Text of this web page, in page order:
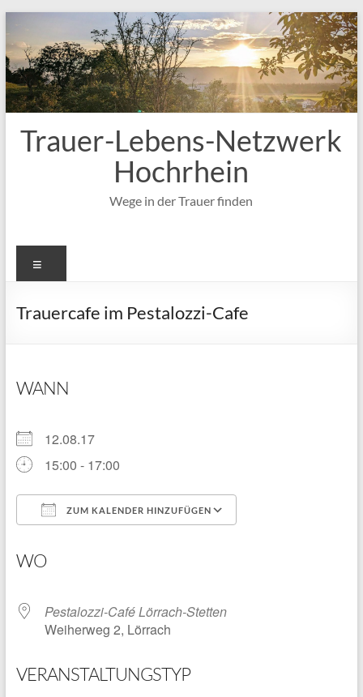
Inhalt
springen
Trauer-Lebens-Netzwerk
Hochrhein
Wege in der Trauer finden
Trauercafe im Pestalozzi-Cafe
WANN
12.08.17
15:00 - 17:00
ZUM KALENDER HINZUFÜGEN
WO
Pestalozzi-Café Lörrach-Stetten
Weiherweg 2, Lörrach
VERANSTALTUNGSTYP